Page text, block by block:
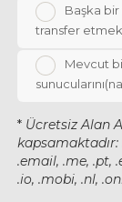
Başka bir
transfer
Mevcut
* Ücretsiz Alan
kapsamaktadır:
.email, .me, .pt,
.io, .mobi, .nl,